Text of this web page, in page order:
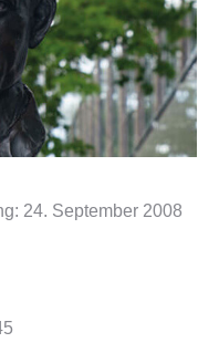
24. September 2008